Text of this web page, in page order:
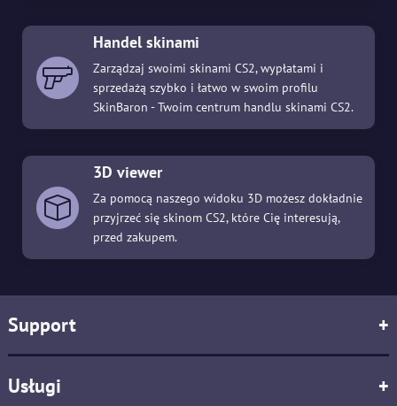
Handel skinami
Zarządzaj swoimi skinami CS2, wypłatami i
sprzedażą szybko i łatwo w swoim profilu
SkinBaron - Twoim centrum handlu skinami CS2.
3D viewer
Za pomocą naszego widoku 3D możesz dokładnie
przyjrzeć się skinom CS2, które Cię interesują,
przed zakupem.
Support +
Usługi +